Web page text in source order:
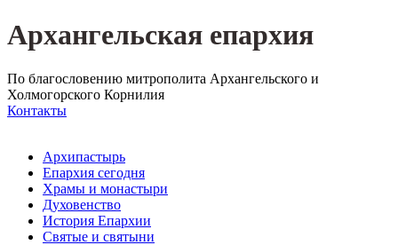
Архангельская епархия
По благословению митрополита Архангельского и
Холмогорского Корнилия
Контакты
Архипастырь
Епархия сегодня
Храмы и монастыри
Духовенство
История Епархии
Святые и святыни